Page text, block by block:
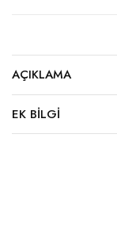
AÇIKLAMA
EK BILGI